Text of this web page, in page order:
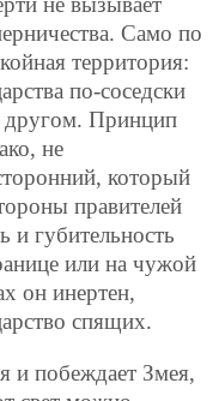
Само по
территория:
по-соседски
другом. Принцип
не
который
правителей
и губительность
или на чужой
он инертен,
спящих.
и побеждает Змея,